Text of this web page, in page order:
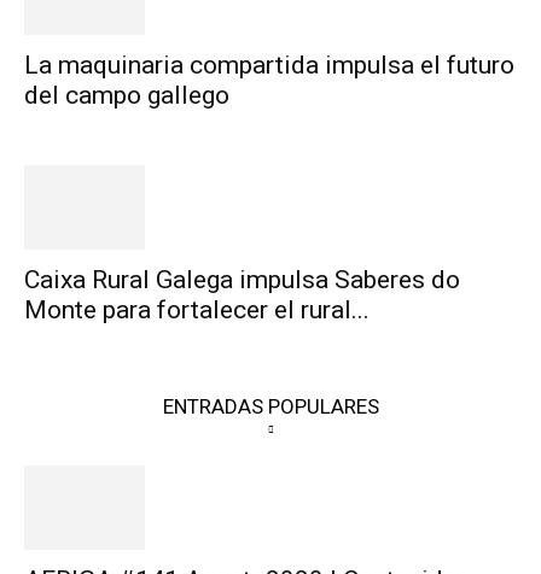
La maquinaria compartida impulsa el futuro
del campo gallego
Caixa Rural Galega impulsa Saberes do
Monte para fortalecer el rural...
ENTRADAS POPULARES